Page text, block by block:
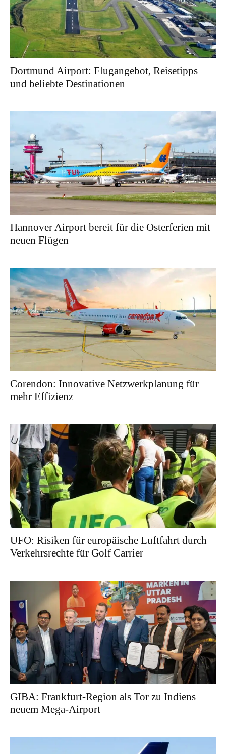
Dortmund Airport: Flugangebot, Reisetipps
und beliebte Destinationen
Hannover Airport bereit für die Osterferien mit
neuen Flügen
Corendon: Innovative Netzwerkplanung für
mehr Effizienz
UFO: Risiken für europäische Luftfahrt durch
Verkehrsrechte für Golf Carrier
GIBA: Frankfurt-Region als Tor zu Indiens
neuem Mega-Airport